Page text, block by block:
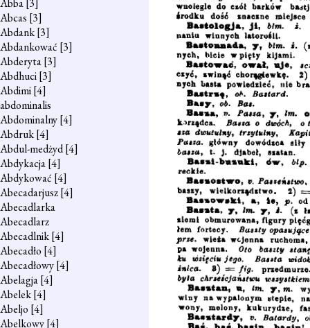
Abba[3]
Abcas [3]
Abdank[3]
Abdankować [3]
Abderyta[3]
Abdhuci[3]
Abdimi[4]
abdominalis
Abdominalny[4]
Abdruk[4]
Abdul-medżyd[4]
Abdykacja[4]
Abdykować [4]
Abecadarjusz[4]
Abecadlarka
Abecadlarz
Abecadlnik[4]
Abecadło [4]
Abecadłowy[4]
Abelagja[4]
Abelek[4]
Abeljo [4]
Abelkowy[4]